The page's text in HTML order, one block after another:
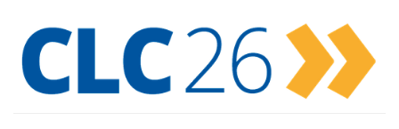
Haupt-
Inhalt
springen